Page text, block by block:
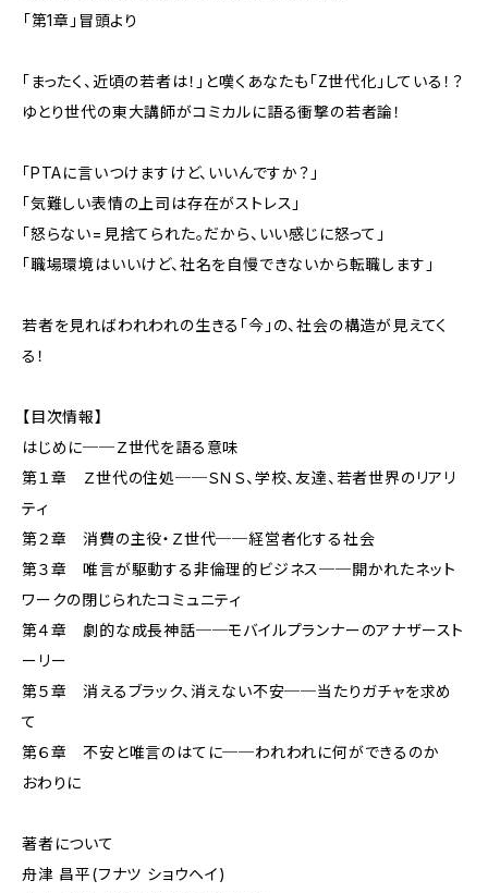
――「第1章」冒頭より
「まったく、近頃の若者は！」と嘆くあなたも「Z世代化」している！？
ゆとり世代の東大講師がコミカルに語る衝撃の若者論！
「PTAに言いつけますけど、いいんですか？」
「気難しい表情の上司は存在がストレス」
「怒らない=見捨てられた。だから、いい感じに怒って」
「職場環境はいいけど、社名を自慢できないから転職します」
若者を見ればわれわれの生きる「今」の、社会の構造が見えてく
る！
【目次情報】
はじめに──Ｚ世代を語る意味
第１章 Ｚ世代の住処──ＳＮＳ、学校、友達、若者世界のリアリ
ティ
第２章 消費の主役・Ｚ世代──経営者化する社会
第３章 唯言が駆動する非倫理的ビジネス──開かれたネット
ワークの閉じられたコミュニティ
第４章 劇的な成長神話──モバイルプランナーのアナザースト
ーリー
第５章 消えるブラック、消えない不安──当たりガチャを求め
て
第６章 不安と唯言のはてに──われわれに何ができるのか
おわりに
著者について
舟津 昌平(フナツ ショウヘイ)